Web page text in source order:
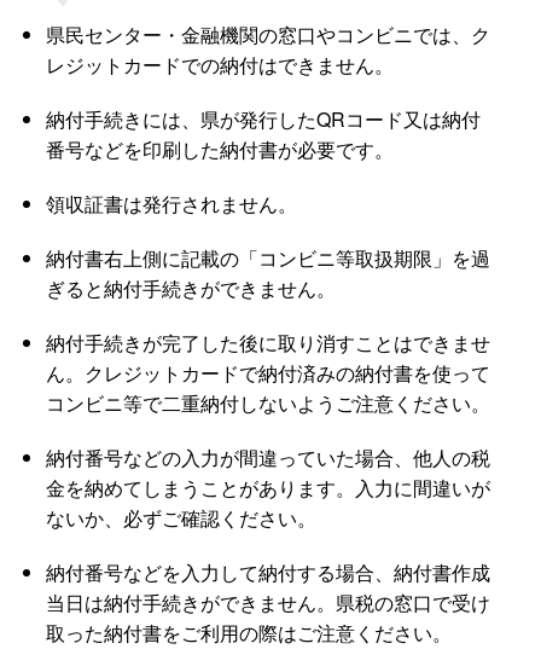
県民センター・金融機関の窓口やコンビニでは、ク
レジットカードでの納付はできません。
納付手続きには、県が発行したQRコード又は納付
番号などを印刷した納付書が必要です。
領収証書は発行されません。
納付書右上側に記載の「コンビニ等取扱期限」を過
ぎると納付手続きができません。
納付手続きが完了した後に取り消すことはできませ
ん。クレジットカードで納付済みの納付書を使って
コンビニ等で二重納付しないようご注意ください。
納付番号などの入力が間違っていた場合、他人の税
金を納めてしまうことがあります。入力に間違いが
ないか、必ずご確認ください。
納付番号などを入力して納付する場合、納付書作成
当日は納付手続きができません。県税の窓口で受け
取った納付書をご利用の際はご注意ください。